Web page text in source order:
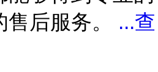
后服务。 ...查